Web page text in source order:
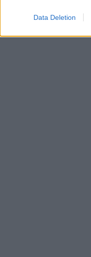
Data Deletion